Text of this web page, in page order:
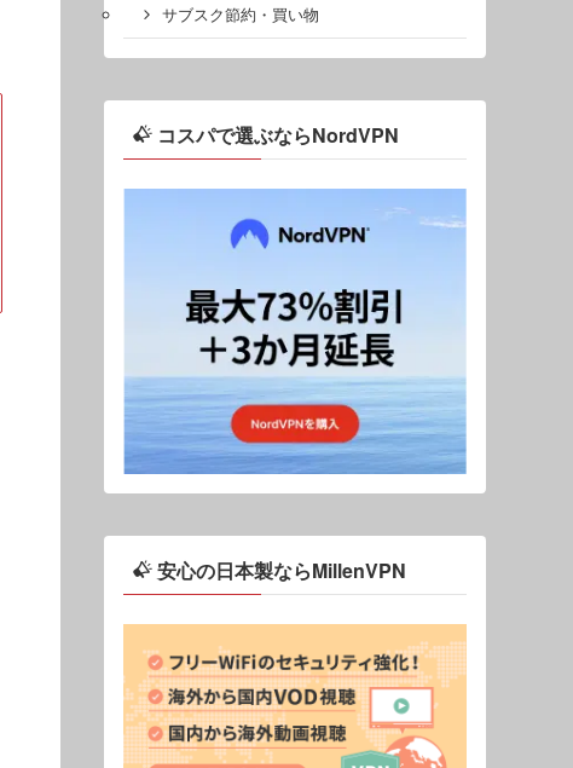
サブスク節約・買い物
コスパで選ぶならNordVPN
安心の日本製ならMillenVPN